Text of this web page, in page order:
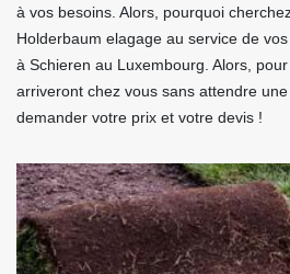
à vos besoins. Alors, pourquoi
Holderbaum elagage au service de
à Schieren au Luxembourg. Alors,
arriveront chez vous sans attendre
demander votre prix et votre devis !